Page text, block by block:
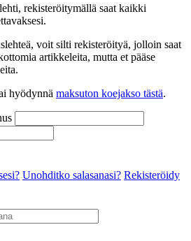
rekisteröitymällä saat kaikki
voit silti rekisteröityä, jolloin saat
artikkeleita, mutta et pääse
hyödynnä maksuton koejakso tästä.
Unohditko salasanasi? Rekisteröidy